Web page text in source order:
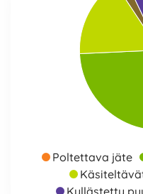
Poltettava jäte